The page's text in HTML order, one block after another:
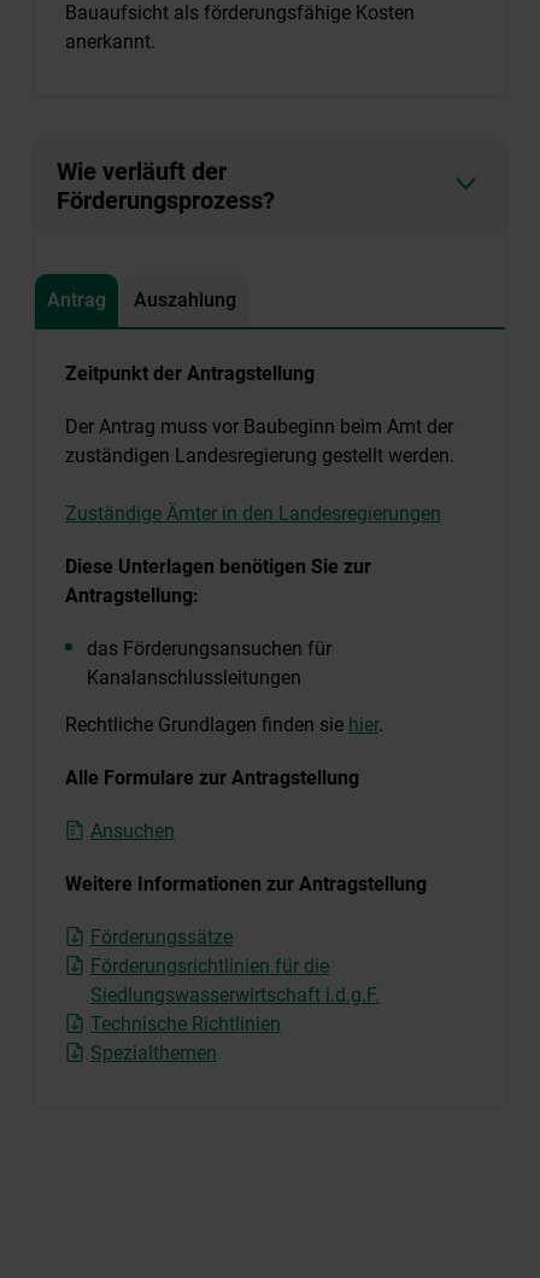
Bauaufsicht als förderungsfähige Kosten
anerkannt.
Wie verläuft der
Förderungsprozess?
Antrag Auszahlung
Zeitpunkt der Antragstellung
Der Antrag muss vor Baubeginn beim Amt der
zuständigen Landesregierung gestellt werden.
Zuständige Ämter in den Landesregierungen
Diese Unterlagen benötigen Sie zur
Antragstellung:
das Förderungsansuchen für
Kanalanschlussleitungen
Rechtliche Grundlagen finden sie hier.
Alle Formulare zur Antragstellung
Ansuchen
Weitere Informationen zur Antragstellung
Förderungssätze
Förderungsrichtlinien für die
Siedlungswasserwirtschaft i.d.g.F.
Technische Richtlinien
Spezialthemen